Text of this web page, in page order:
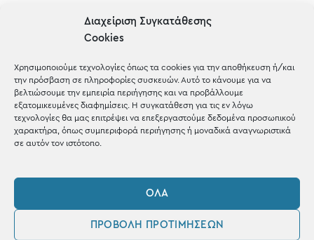
Διαχείριση Συγκατάθεσης
Cookies
Χρησιμοποιούμε τεχνολογίες όπως τα cookies για την αποθήκευση ή/και
την πρόσβαση σε πληροφορίες συσκευών. Αυτό το κάνουμε για να
βελτιώσουμε την εμπειρία περιήγησης και να προβάλλουμε
εξατομικευμένες διαφημίσεις. Η συγκατάθεση για τις εν λόγω
τεχνολογίες θα μας επιτρέψει να επεξεργαστούμε δεδομένα προσωπικού
χαρακτήρα, όπως συμπεριφορά περιήγησης ή μοναδικά αναγνωριστικά
σε αυτόν τον ιστότοπο.
ΌΛΑ
ΠΡΟΒΟΛΉ ΠΡΟΤΙΜΉΣΕΩΝ
Blog
Shop the look
ΚΑΤΑΣΤΗΜΑ
2421 217300
Δευ / Τετ / Σαβ: 09:00 - 15:00